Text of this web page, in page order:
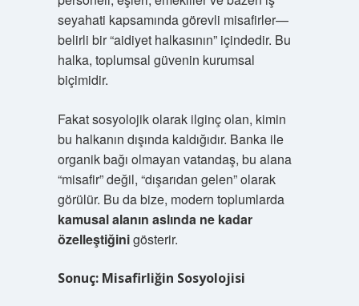
seyahati kapsamında görevli misafirler—
belirli bir “aidiyet halkasının” içindedir. Bu
halka, toplumsal güvenin kurumsal
biçimidir.
Fakat sosyolojik olarak ilginç olan, kimin
bu halkanın dışında kaldığıdır. Banka ile
organik bağı olmayan vatandaş, bu alana
“misafir” değil, “dışarıdan gelen” olarak
görülür. Bu da bize, modern toplumlarda
kamusal alanın aslında ne kadar
özelleştiğinigösterir.
Sonuç: Misafirliğin Sosyolojisi